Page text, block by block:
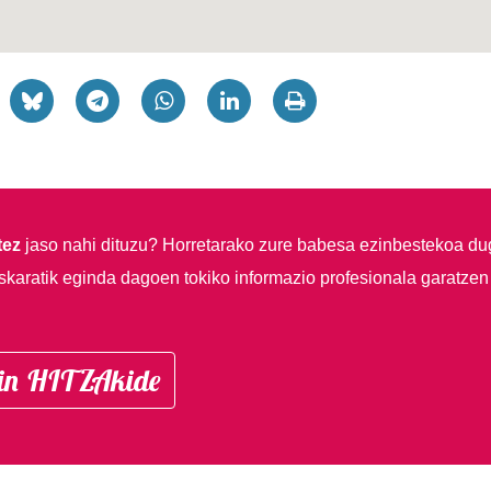
jaso nahi dituzu? Horretarako zure babesa ezinbestekoa
eginda dagoen tokiko informazio profesionala
HITZAkide